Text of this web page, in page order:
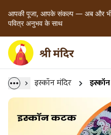
आपकी पूजा, आपके संकल्प — अब और
पवित्र अनुभव के साथ
इस्कॉन मंदिर